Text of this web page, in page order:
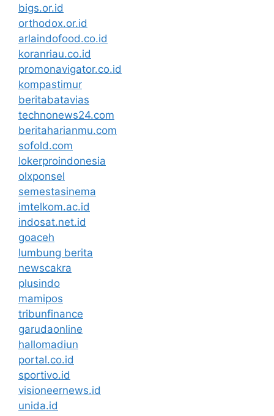
bigs.or.id
orthodox.or.id
arlaindofood.co.id
koranriau.co.id
promonavigator.co.id
kompastimur
beritabatavias
technonews24.com
beritaharianmu.com
sofold.com
lokerproindonesia
olxponsel
semestasinema
imtelkom.ac.id
indosat.net.id
goaceh
lumbung berita
newscakra
plusindo
mamipos
tribunfinance
garudaonline
hallomadiun
portal.co.id
sportivo.id
visioneernews.id
unida.id